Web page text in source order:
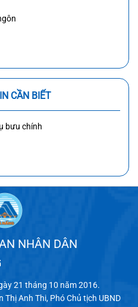
CẦN BIẾT
bưu chính
NHÂN DÂN
21 tháng 10 năm 2016.
Anh Thi, Phó Chủ tịch UBND